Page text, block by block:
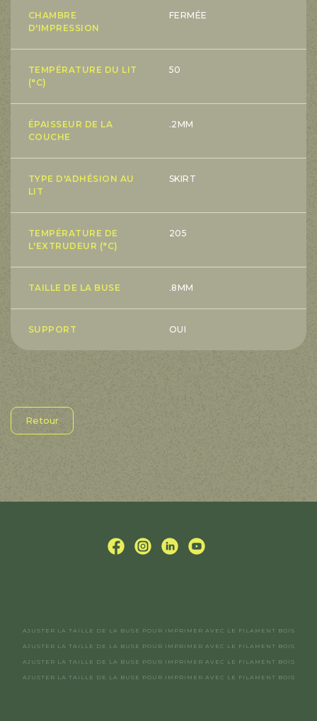
CHAMBRE
D'IMPRESSION
FERMÉE
TEMPÉRATURE DU LIT
(°C)
50
ÉPAISSEUR DE LA
COUCHE
.2MM
TYPE D'ADHÉSION AU
LIT
SKIRT
TEMPÉRATURE DE
L'EXTRUDEUR (°C)
205
TAILLE DE LA BUSE .8MM
SUPPORT OUI
Retour
AJUSTER LA TAILLE DE LA BUSE POUR IMPRIMER AVEC LE FILAMENT BOIS
AJUSTER LA TAILLE DE LA BUSE POUR IMPRIMER AVEC LE FILAMENT BOIS
AJUSTER LA TAILLE DE LA BUSE POUR IMPRIMER AVEC LE FILAMENT BOIS
AJUSTER LA TAILLE DE LA BUSE POUR IMPRIMER AVEC LE FILAMENT BOIS